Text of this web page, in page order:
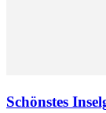
Schönstes